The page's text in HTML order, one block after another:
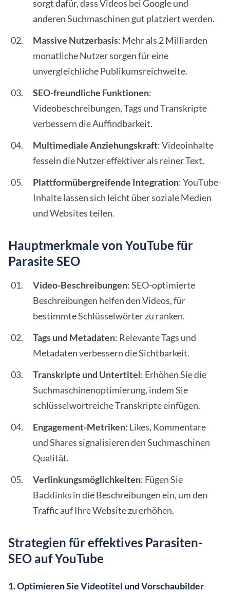
sorgt dafür, dass Videos bei Google und
anderen Suchmaschinen gut platziert werden.
Massive Nutzerbasis: Mehr als 2 Milliarden
monatliche Nutzer sorgen für eine
unvergleichliche Publikumsreichweite.
SEO-freundliche Funktionen:
Videobeschreibungen, Tags und Transkripte
verbessern die Auffindbarkeit.
Multimediale Anziehungskraft: Videoinhalte
fesseln die Nutzer effektiver als reiner Text.
Plattformübergreifende Integration: YouTube-
Inhalte lassen sich leicht über soziale Medien
und Websites teilen.
Hauptmerkmale von YouTube für
Parasite SEO
Video-Beschreibungen: SEO-optimierte
Beschreibungen helfen den Videos, für
bestimmte Schlüsselwörter zu ranken.
Tags und Metadaten: Relevante Tags und
Metadaten verbessern die Sichtbarkeit.
Transkripte und Untertitel: Erhöhen Sie die
Suchmaschinenoptimierung, indem Sie
schlüsselwortreiche Transkripte einfügen.
Engagement-Metriken: Likes, Kommentare
und Shares signalisieren den Suchmaschinen
Qualität.
Verlinkungsmöglichkeiten: Fügen Sie
Backlinks in die Beschreibungen ein, um den
Traffic auf Ihre Website zu erhöhen.
Strategien für effektives Parasiten-
SEO auf YouTube
1. Optimieren Sie Videotitel und Vorschaubilder